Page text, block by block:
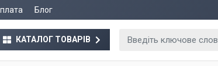
Блог
КАТАЛОГ ТОВАРІВ